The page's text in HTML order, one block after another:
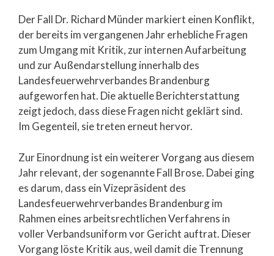
Der Fall Dr. Richard Münder markiert einen Konflikt,
der bereits im vergangenen Jahr erhebliche Fragen
zum Umgang mit Kritik, zur internen Aufarbeitung
und zur Außendarstellung innerhalb des
Landesfeuerwehrverbandes Brandenburg
aufgeworfen hat. Die aktuelle Berichterstattung
zeigt jedoch, dass diese Fragen nicht geklärt sind.
Im Gegenteil, sie treten erneut hervor.
Zur Einordnung ist ein weiterer Vorgang aus diesem
Jahr relevant, der sogenannte Fall Brose. Dabei ging
es darum, dass ein Vizepräsident des
Landesfeuerwehrverbandes Brandenburg im
Rahmen eines arbeitsrechtlichen Verfahrens in
voller Verbandsuniform vor Gericht auftrat. Dieser
Vorgang löste Kritik aus, weil damit die Trennung